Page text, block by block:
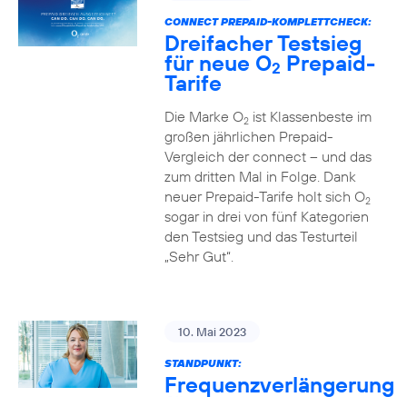
CONNECT PREPAID-KOMPLETTCHECK:
Dreifacher Testsieg
für neue O2 Prepaid-
Tarife
Die Marke O2ist Klassenbeste im
großen jährlichen Prepaid-
Vergleich der connect – und das
zum dritten Mal in Folge. Dank
neuer Prepaid-Tarife holt sich O2
sogar in drei von fünf Kategorien
den Testsieg und das Testurteil
„Sehr Gut“.
10. Mai 2023
STANDPUNKT:
Frequenzverlängerung